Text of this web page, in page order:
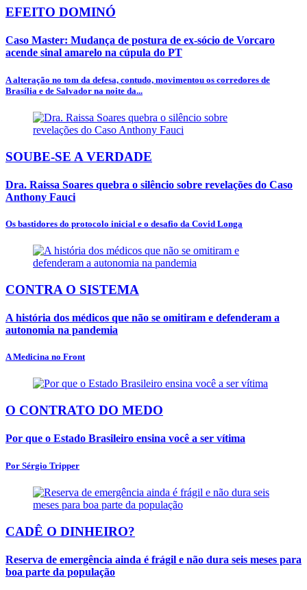
EFEITO DOMINÓ
Caso Master: Mudança de postura de ex-sócio de Vorcaro
acende sinal amarelo na cúpula do PT
A alteração no tom da defesa, contudo, movimentou os corredores de
Brasília e de Salvador na noite da...
SOUBE-SE A VERDADE
Dra. Raissa Soares quebra o silêncio sobre revelações do Caso
Anthony Fauci
Os bastidores do protocolo inicial e o desafio da Covid Longa
CONTRA O SISTEMA
A história dos médicos que não se omitiram e defenderam a
autonomia na pandemia
A Medicina no Front
O CONTRATO DO MEDO
Por que o Estado Brasileiro ensina você a ser vítima
Por Sérgio Tripper
CADÊ O DINHEIRO?
Reserva de emergência ainda é frágil e não dura seis meses para
boa parte da população